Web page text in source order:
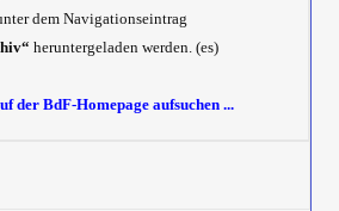
dem Navigationseintrag
heruntergeladen werden. (es)
der BdF-Homepage aufsuchen ...